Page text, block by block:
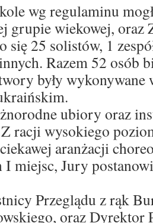
wg regulaminu
grupie wiekowej, oraz
się 25 solistów, 1
Razem 52 osób
były
ubiory oraz
racji wysokiego
aranżacji
I miejsc, Jury
Przeglądu z rąk
oraz Dyrektor